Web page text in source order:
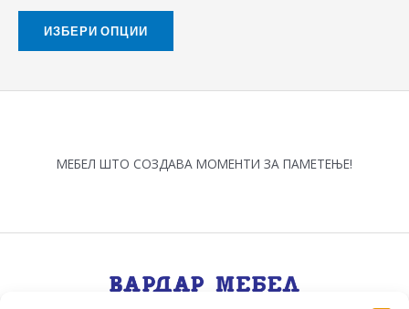
ИЗБЕРИ ОПЦИИ
page
МЕБЕЛ ШТО СОЗДАВА МОМЕНТИ ЗА ПАМЕТЕЊЕ!